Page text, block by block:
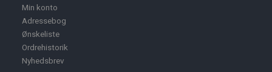
Min konto
Adressebog
Ønskeliste
Ordrehistorik
Nyhedsbrev